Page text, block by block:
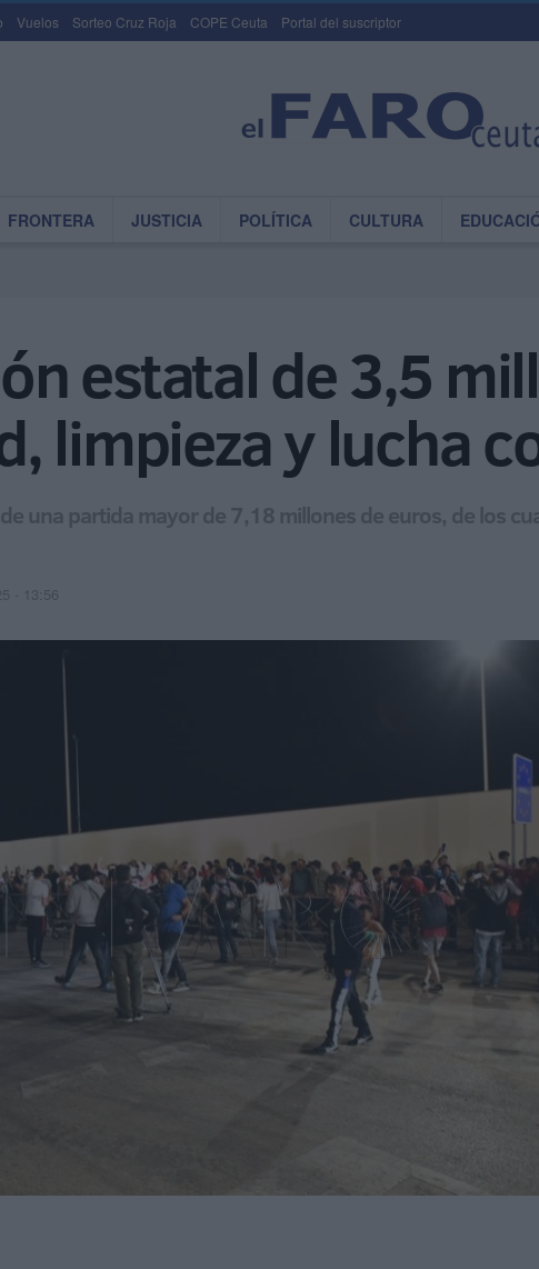
Vuelos Sorteo Cruz Roja COPE Ceuta Portal del suscriptor
FRONTERA JUSTICIA POLÍTICA CULTURA
estatal de 3,5
limpieza y lucha
una partida mayor de 7,18 millones de euros, de los
- 13:56